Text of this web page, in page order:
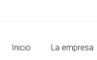
Inicio La empresa